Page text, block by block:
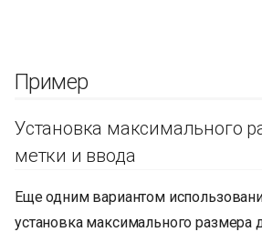
Пример
Установка максимального
метки и ввода
Еще одним вариантом
установка максимального размера